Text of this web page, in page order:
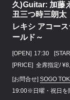
久) Guitar: 加藤
丑三つ時三朗太
レキシ アコー
ールド～
[OPEN] 17:30
[PRICE] 全席指定/
[お問合せ] SOGO
19:00※日曜・祝日を